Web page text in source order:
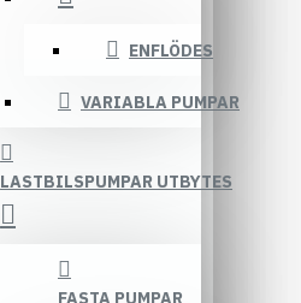
ENFLÖDES
VARIABLA PUMPAR
LASTBILSPUMPAR UTBYTES
FASTA PUMPAR